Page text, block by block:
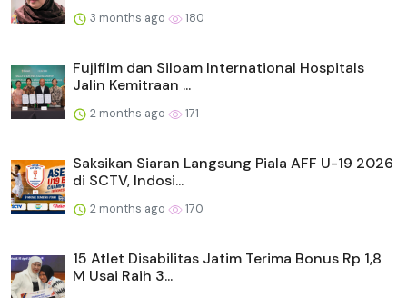
3 months ago 180
Fujifilm dan Siloam International Hospitals
Jalin Kemitraan ...
2 months ago 171
Saksikan Siaran Langsung Piala AFF U-19 2026
di SCTV, Indosi...
2 months ago 170
15 Atlet Disabilitas Jatim Terima Bonus Rp 1,8
M Usai Raih 3...